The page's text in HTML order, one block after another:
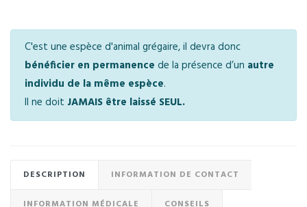
C'est une espèce d'animal grégaire, il devra donc
bénéficier en permanence de la présence d’un autre
individu de la même espèce.
Il ne doit JAMAIS être laissé SEUL.
DESCRIPTION INFORMATION DE CONTACT
INFORMATION MÉDICALE CONSEILS